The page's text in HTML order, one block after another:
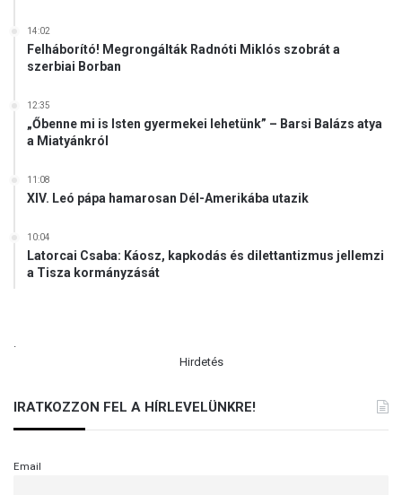
14:02
Felháborító! Megrongálták Radnóti Miklós szobrát a
szerbiai Borban
12:35
„Őbenne mi is Isten gyermekei lehetünk” – Barsi Balázs atya
a Miatyánkról
11:08
XIV. Leó pápa hamarosan Dél-Amerikába utazik
10:04
Latorcai Csaba: Káosz, kapkodás és dilettantizmus jellemzi
a Tisza kormányzását
Hirdetés
IRATKOZZON FEL A HÍRLEVELÜNKRE!
Email